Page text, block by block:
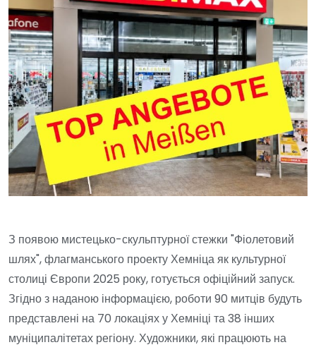
З появою мистецько-скульптурної стежки "Фіолетовий
шлях", флагманського проекту Хемніца як культурної
столиці Європи 2025 року, готується офіційний запуск.
Згідно з наданою інформацією, роботи 90 митців будуть
представлені на 70 локаціях у Хемніці та 38 інших
муніципалітетах регіону. Художники, які працюють на